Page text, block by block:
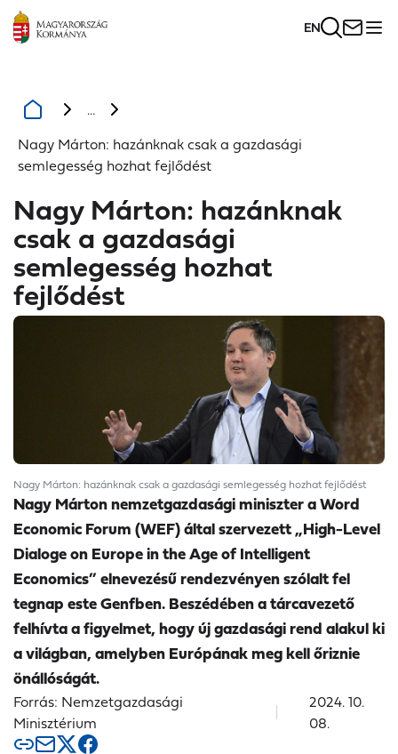
EN
...
Nagy Márton: hazánknak csak a gazdasági
semlegesség hozhat fejlődést
Nagy Márton: hazánknak
csak a gazdasági
semlegesség hozhat
fejlődést
Nagy Márton: hazánknak csak a gazdasági semlegesség hozhat fejlődést
Nagy Márton nemzetgazdasági miniszter a Word
Economic Forum (WEF) által szervezett „High-Level
Dialoge on Europe in the Age of Intelligent
Economics” elnevezésű rendezvényen szólalt fel
tegnap este Genfben. Beszédében a tárcavezető
felhívta a figyelmet, hogy új gazdasági rend alakul ki
a világban, amelyben Európának meg kell őriznie
önállóságát.
Forrás: Nemzetgazdasági
Minisztérium
2024. 10.
08.